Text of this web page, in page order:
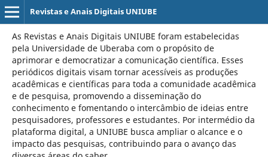
Revistas e Anais Digitais UNIUBE
As Revistas e Anais Digitais UNIUBE foram estabelecidas
pela Universidade de Uberaba com o propósito de
aprimorar e democratizar a comunicação científica. Esses
periódicos digitais visam tornar acessíveis as produções
acadêmicas e científicas para toda a comunidade acadêmica
e de pesquisa, promovendo a disseminação do
conhecimento e fomentando o intercâmbio de ideias entre
pesquisadores, professores e estudantes. Por intermédio da
plataforma digital, a UNIUBE busca ampliar o alcance e o
impacto das pesquisas, contribuindo para o avanço das